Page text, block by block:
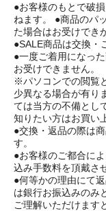
●お客様のもとで破
ねます。 ●商品のパ
た場合はお受けでき
●SALE商品は交換・
●一度ご着用になっ
お受けできません。
※パソコンでの閲覧
少異なる場合が有り
ては当方の不備とし
知りたい方はお買い
●交換・返品の際は
す。
●お客様のご都合に
込み手数料を頂戴さ
●何等かの理由にて
は銀行お振込みのみ
ご理解いただけます